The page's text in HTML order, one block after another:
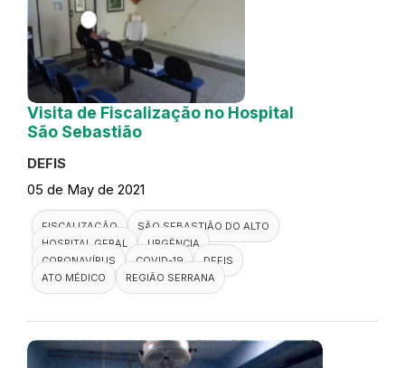
Visita de Fiscalização no Hospital
São Sebastião
DEFIS
05 de May de 2021
FISCALIZAÇÃO
SÃO SEBASTIÃO DO ALTO
HOSPITAL GERAL
URGÊNCIA
CORONAVÍRUS
COVID-19
DEFIS
ATO MÉDICO
REGIÃO SERRANA